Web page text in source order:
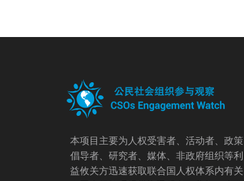
本项目主要为人权受害者、活动者、政策
倡导者、研究者、媒体、非政府组织等利
益攸关方迅速获取联合国人权体系内有关